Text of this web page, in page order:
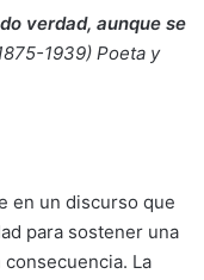
verdad, aunque se
1939) Poeta y
en un discurso que
para sostener una
La